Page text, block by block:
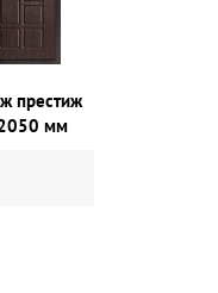
престиж
мм